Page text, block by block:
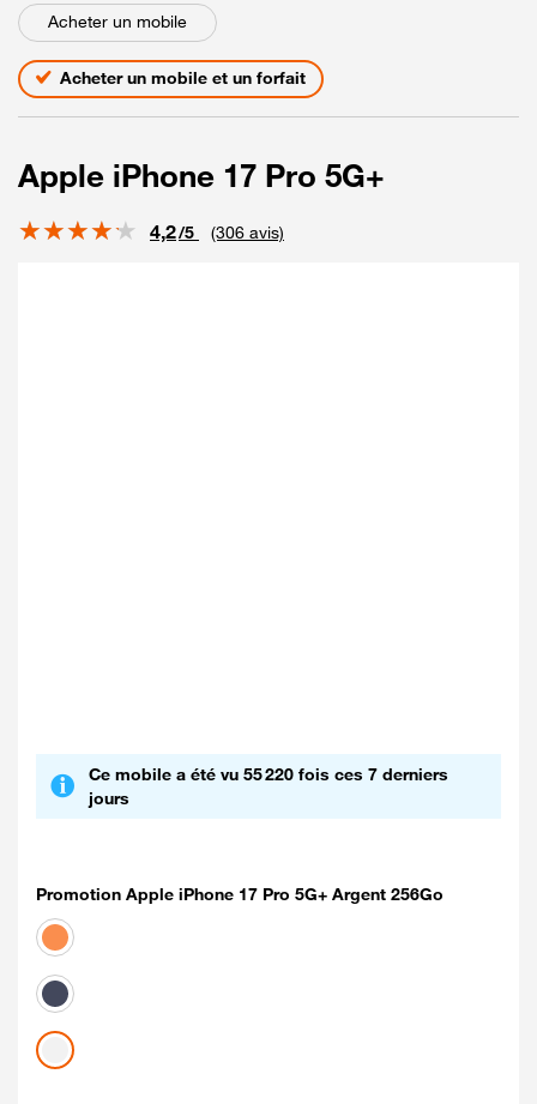
Acheter un mobile
Acheter un mobile et un forfait
Apple iPhone 17 Pro 5G+
Note
4,2/5 (306 avis)
Ce mobile a été vu 55 220 fois ces 7 derniers
jours
Promotion Apple iPhone 17 Pro 5G+ Argent 256Go
Coloris disponibles
orange cosmique
Bleu intense
Argent